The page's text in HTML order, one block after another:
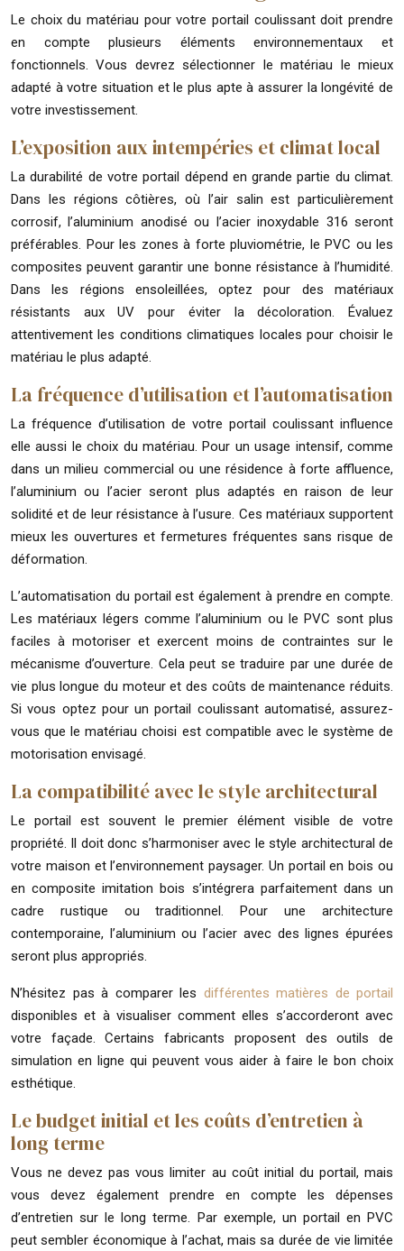
Le choix du matériau pour votre portail coulissant doit prendre
en compte plusieurs éléments environnementaux et
fonctionnels. Vous devrez sélectionner le matériau le mieux
adapté à votre situation et le plus apte à assurer la longévité de
votre investissement.
L’exposition aux intempéries et climat local
La durabilité de votre portail dépend en grande partie du climat.
Dans les régions côtières, où l’air salin est particulièrement
corrosif, l’aluminium anodisé ou l’acier inoxydable 316 seront
préférables. Pour les zones à forte pluviométrie, le PVC ou les
composites peuvent garantir une bonne résistance à l’humidité.
Dans les régions ensoleillées, optez pour des matériaux
résistants aux UV pour éviter la décoloration. Évaluez
attentivement les conditions climatiques locales pour choisir le
matériau le plus adapté.
La fréquence d’utilisation et l’automatisation
La fréquence d’utilisation de votre portail coulissant influence
elle aussi le choix du matériau. Pour un usage intensif, comme
dans un milieu commercial ou une résidence à forte affluence,
l’aluminium ou l’acier seront plus adaptés en raison de leur
solidité et de leur résistance à l’usure. Ces matériaux supportent
mieux les ouvertures et fermetures fréquentes sans risque de
déformation.
L’automatisation du portail est également à prendre en compte.
Les matériaux légers comme l’aluminium ou le PVC sont plus
faciles à motoriser et exercent moins de contraintes sur le
mécanisme d’ouverture. Cela peut se traduire par une durée de
vie plus longue du moteur et des coûts de maintenance réduits.
Si vous optez pour un portail coulissant automatisé, assurez-
vous que le matériau choisi est compatible avec le système de
motorisation envisagé.
La compatibilité avec le style architectural
Le portail est souvent le premier élément visible de votre
propriété. Il doit donc s’harmoniser avec le style architectural de
votre maison et l’environnement paysager. Un portail en bois ou
en composite imitation bois s’intégrera parfaitement dans un
cadre rustique ou traditionnel. Pour une architecture
contemporaine, l’aluminium ou l’acier avec des lignes épurées
seront plus appropriés.
N’hésitez pas à comparer les différentes matières de portail
disponibles et à visualiser comment elles s’accorderont avec
votre façade. Certains fabricants proposent des outils de
simulation en ligne qui peuvent vous aider à faire le bon choix
esthétique.
Le budget initial et les coûts d’entretien à
long terme
Vous ne devez pas vous limiter au coût initial du portail, mais
vous devez également prendre en compte les dépenses
d’entretien sur le long terme. Par exemple, un portail en PVC
peut sembler économique à l’achat, mais sa durée de vie limitée